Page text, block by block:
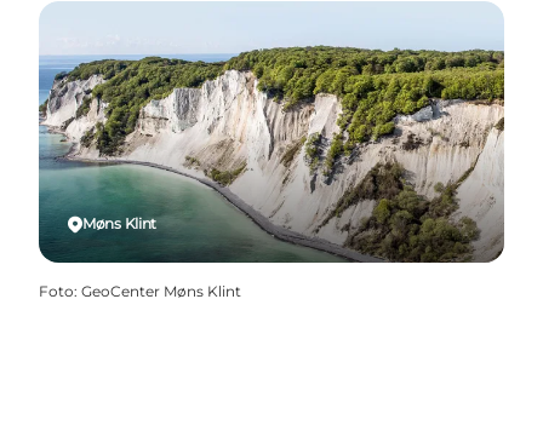
Møns Klint
Foto: GeoCenter Møns Klint